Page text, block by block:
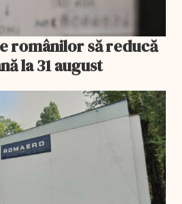
românilor să reducă
la 31 august